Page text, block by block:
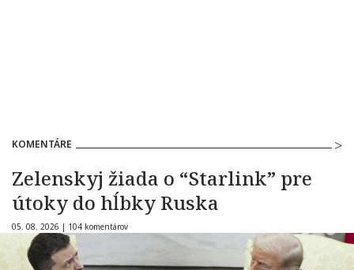
KOMENTÁRE
Zelenskyj žiada o “Starlink” pre
útoky do hĺbky Ruska
05. 08. 2026 | 104 komentárov